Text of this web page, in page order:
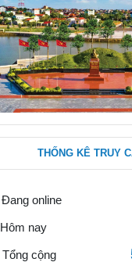
THỐNG KÊ TRUY
Đang online
Hôm nay
Tổng cộng